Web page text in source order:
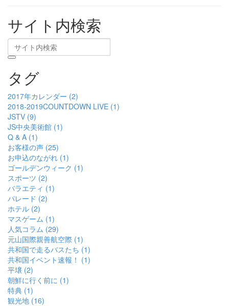
サイト内検索
タグ
2017年カレンダー (2)
2018-2019COUNTDOWN LIVE (1)
JSTV (9)
JS中央美術館 (1)
Q & A (1)
お客様の声 (25)
お申込のながれ (1)
ゴールデンウィーク (1)
スポーツ (2)
バラエティ (1)
パレード (2)
ホテル (2)
マスゲーム (1)
人気コラム (29)
元山国際親善航空際 (1)
共和国で走るバスたち (1)
共和国イベント速報！ (1)
平壌 (2)
朝鮮に行く前に (1)
特典 (1)
観光地 (16)